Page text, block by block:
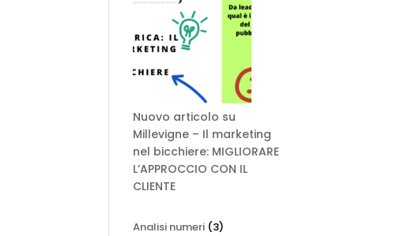
Nuovo articolo su
Millevigne – Il marketing
nel bicchiere: MIGLIORARE
L’APPROCCIO CON IL
CLIENTE
Analisi numeri (3)